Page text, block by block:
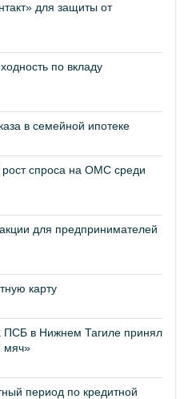
для защиты от
по вкладу
в семейной ипотеке
спроса на ОМС среди
для предпринимателей
карту
ПСБ в Нижнем Тагиле принял
мяч»
период по кредитной